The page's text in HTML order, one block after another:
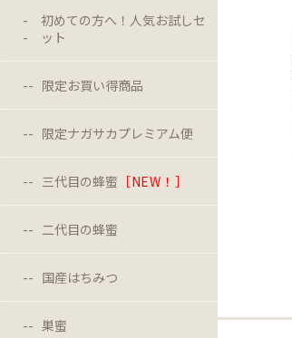
初めての方へ！人気お試しセ
ット
限定お買い得商品
限定ナガサカプレミアム便
三代目の蜂蜜 ［NEW！］
二代目の蜂蜜
国産はちみつ
巣蜜